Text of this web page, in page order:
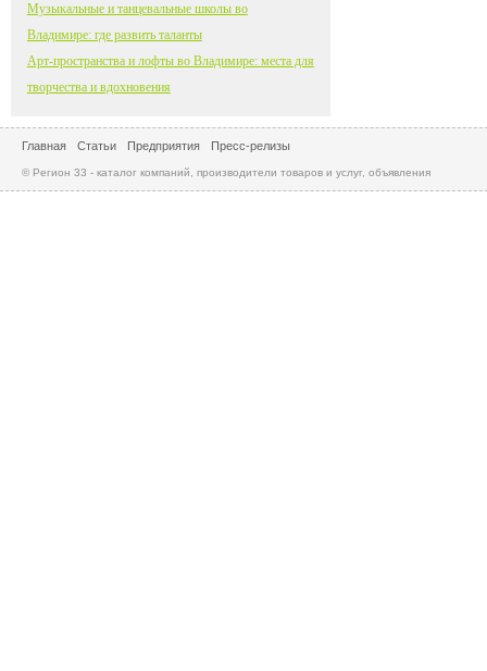
Музыкальные и танцевальные школы во
Владимире: где развить таланты
Арт-пространства и лофты во Владимире: места для
творчества и вдохновения
Главная Статьи Предприятия Пресс-релизы
© Регион 33 - каталог компаний, производители товаров и услуг, объявления